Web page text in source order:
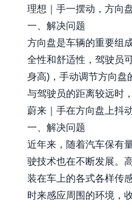
理想｜手一摆动，方向
一、解决问题
方向盘是车辆的重要组
全性和舒适性，驾驶员
身高)，手动调节方向盘
与驾驶员的距离较远时
蔚来｜手在方向盘上抖
一、解决问题
近年来，随着汽车保有
驶技术也在不断发展。
装在车上的各式各样传
时来感应周围的环境，